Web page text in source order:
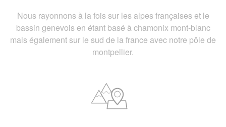
Nous rayonnons à la fois sur les alpes françaises et le
bassin genevois en étant basé à chamonix mont-blanc
mais également sur le sud de la france avec notre pôle de
montpellier.